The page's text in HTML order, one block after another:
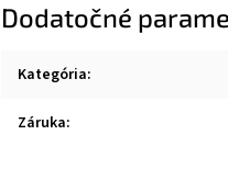
Dodatočné
Kategória:
Záruka: